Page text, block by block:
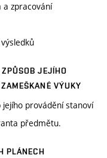
a zpracování
JEJÍHO
VÝUKY
provádění stanoví
předmětu.
PLÁNECH